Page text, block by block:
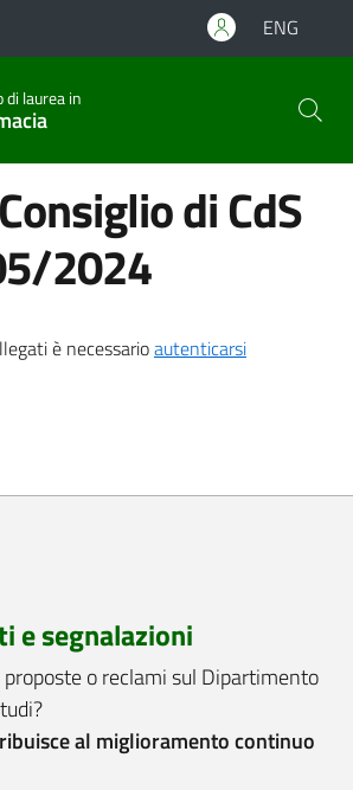
ENG
di laurea in
di CdS
2024
è necessarioautenticarsi
e segnalazioni
o reclami sul Dipartimento
al miglioramento continuo